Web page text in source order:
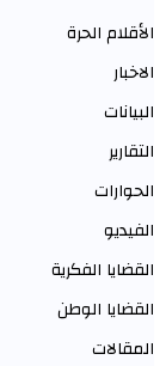
الأقلام الحرة
الاخبار
البيانات
التقارير
الحوارات
الفيديو
القضايا الفكرية
القضايا الوطن
المقالات